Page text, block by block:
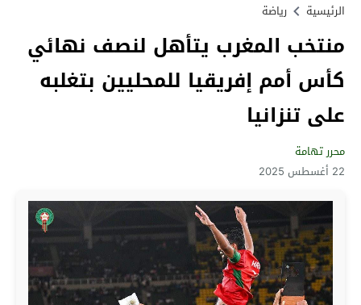
الرئيسية رياضة
منتخب المغرب يتأهل لنصف نهائي
كأس أمم إفريقيا للمحليين بتغلبه
على تنزانيا
محرر تهامة
22 أغسطس 2025